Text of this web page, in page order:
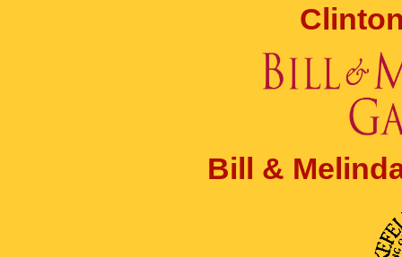
Bill &